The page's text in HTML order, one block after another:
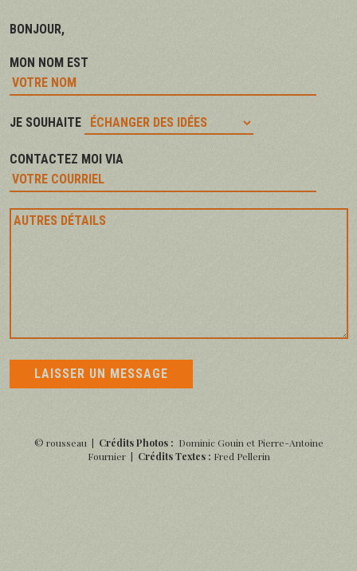
BONJOUR,
MON NOM EST
JE SOUHAITE
CONTACTEZ MOI VIA
© rousseau | Crédits Photos : Dominic Gouin et Pierre-Antoine
Fournier | Crédits Textes : Fred Pellerin